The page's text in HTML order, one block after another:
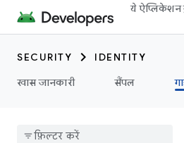
ये
SECURITY
IDENTITY
खास जानकारी
सैंपल